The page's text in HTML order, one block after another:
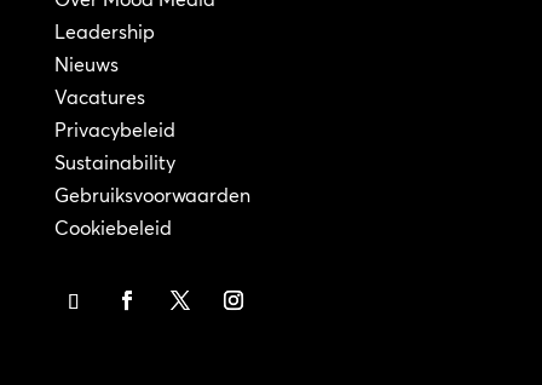
Leadership
Nieuws
Vacatures
Privacybeleid
Sustainability
Gebruiksvoorwaarden
Cookiebeleid